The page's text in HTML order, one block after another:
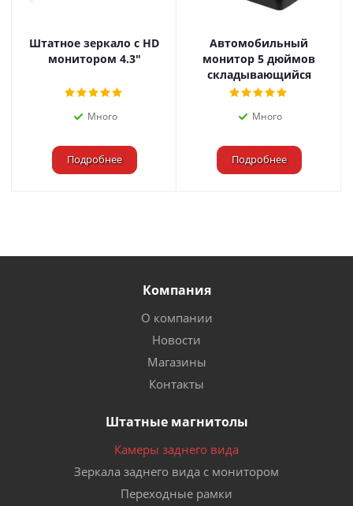
Штатное зеркало с HD
монитором 4.3"
Много
Подробнее
Автомобильный
монитор 5 дюймов
складывающийся
Много
Подробнее
Компания
О компании
Новости
Магазины
Контакты
Штатные магнитолы
Камеры заднего вида
Зеркала заднего вида с монитором
Переходные рамки